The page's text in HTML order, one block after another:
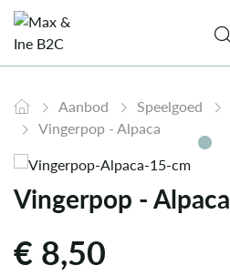
Aanbod Speelgoed
Vingerpop - Alpaca
Vingerpop - Alpaca
€8,50